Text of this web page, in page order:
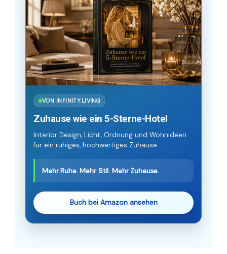
VON INFINITY.LIVING
Zuhause wie ein 5-Sterne-Hotel
Interior Design, Licht, Ordnung und Wohnideen
für ein ruhiges, hochwertiges Zuhause.
Mehr Ruhe. Mehr Stil. Mehr Zuhause.
Buch bei Amazon ansehen